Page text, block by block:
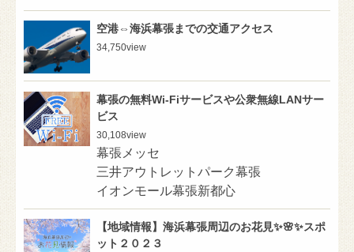
空港⇔海浜幕張までの交通アクセス
34,750view
幕張の無料Wi-Fiサービスや公衆無線LANサー
ビス
30,108view
幕張メッセ
三井アウトレットパーク幕張
イオンモール幕張新都心
【地域情報】海浜幕張周辺のお花見✨🌸✨スポ
ット２０２３